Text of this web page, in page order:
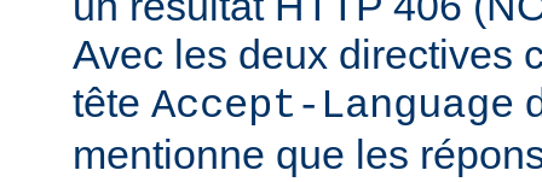
Avec les deux directives
tête Accept-Language
mentionne que les